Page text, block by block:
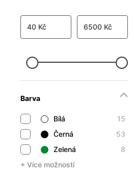
40 Kč 6500 Kč
Barva
Bílá
15
Černá
53
Zelená
8
+ Více možností